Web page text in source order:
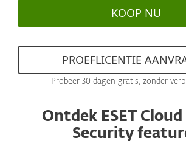
KOOP NU
PROEFLICENTIE
Probeer 30 dagen gratis, zonder
Ontdek ESET
Security